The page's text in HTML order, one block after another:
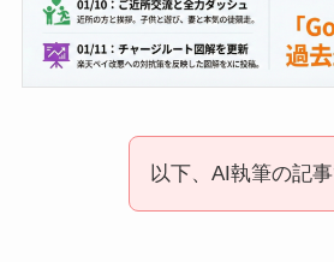
以下、AI執筆の記事